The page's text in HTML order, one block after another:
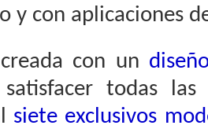
y con aplicaciones
con un
todas las
siete exclusivos